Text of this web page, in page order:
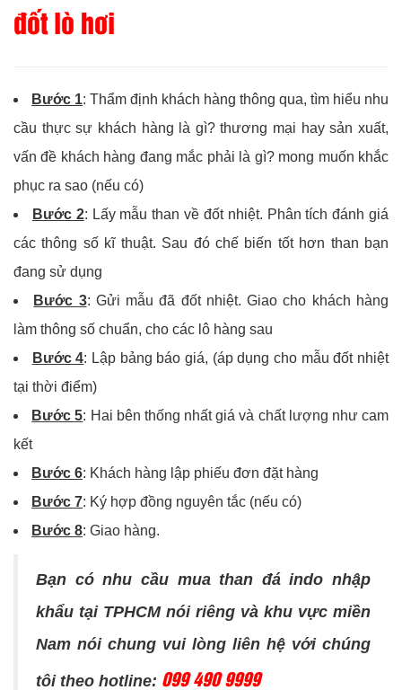
đốt lò hơi
Bước 1: Thẩm định khách hàng thông qua, tìm hiểu nhu
cầu thực sự khách hàng là gì? thương mại hay sản xuất,
vấn đề khách hàng đang mắc phải là gì? mong muốn khắc
phục ra sao (nếu có)
Bước 2: Lấy mẫu than về đốt nhiệt. Phân tích đánh giá
các thông số kĩ thuật. Sau đó chế biến tốt hơn than bạn
đang sử dụng
Bước 3: Gửi mẫu đã đốt nhiệt. Giao cho khách hàng
làm thông số chuẩn, cho các lô hàng sau
Bước 4: Lập bảng báo giá, (áp dụng cho mẫu đốt nhiệt
tại thời điểm)
Bước 5: Hai bên thống nhất giá và chất lượng như cam
kết
Bước 6: Khách hàng lập phiếu đơn đặt hàng
Bước 7: Ký hợp đồng nguyên tắc (nếu có)
Bước 8: Giao hàng.
Bạn có nhu cầu mua than đá indo nhập
khẩu tại TPHCM nói riêng và khu vực miền
Nam nói chung vui lòng liên hệ với chúng
tôi theo hotline: 099 490 9999